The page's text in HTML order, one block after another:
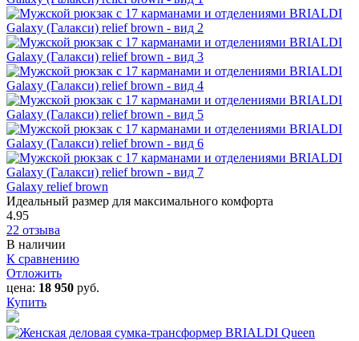
Galaxy relief brown
Идеальный размер для максимального комфорта
4.95
22 отзыва
В наличии
К сравнению
Отложить
цена: 18 950 руб.
Купить